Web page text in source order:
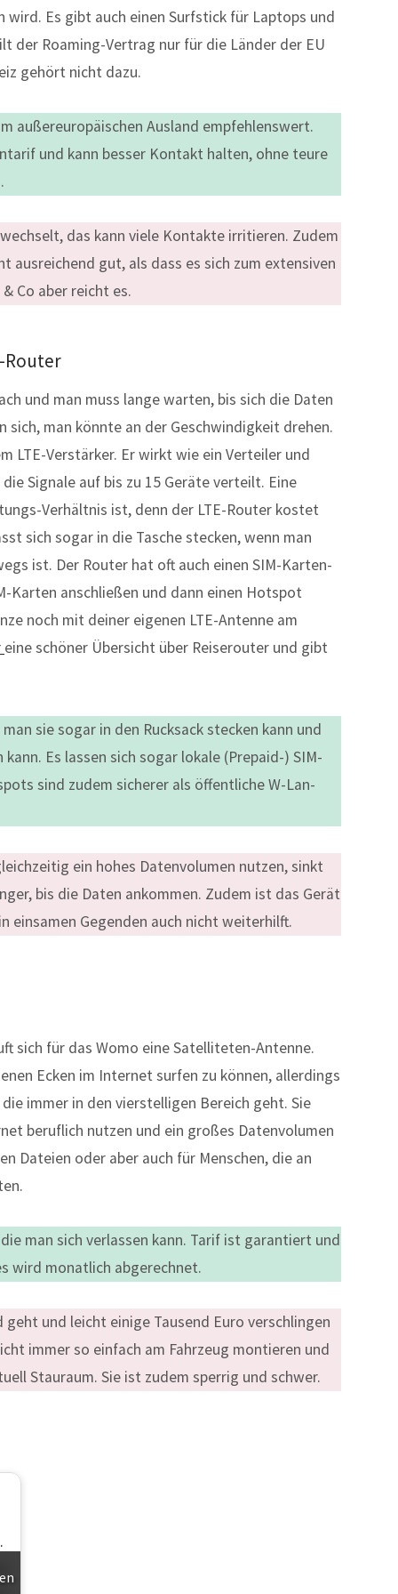
wird. Es gibt auch einen Surfstick für Laptops und
der Roaming-Vertrag nur für die Länder der EU
gehört nicht dazu.
außereuropäischen Ausland empfehlenswert.
und kann besser Kontakt halten, ohne teure
das kann viele Kontakte irritieren. Zudem
ausreichend gut, als dass es sich zum extensiven
Co aber reicht es.
Router
und man muss lange warten, bis sich die Daten
sich, man könnte an der Geschwindigkeit drehen.
LTE-Verstärker. Er wirkt wie ein Verteiler und
Signale auf bis zu 15 Geräte verteilt. Eine
Verhältnis ist, denn der LTE-Router kostet
sich sogar in die Tasche stecken, wenn man
ist. Der Router hat oft auch einen SIM-Karten-
Karten anschließen und dann einen Hotspot
noch mit deiner eigenen LTE-Antenne am
eine schöner Übersicht über Reiserouter und gibt
sie sogar in den Rucksack stecken kann und
Es lassen sich sogar lokale (Prepaid-) SIM-
sind zudem sicherer als öffentliche W-Lan-
ein hohes Datenvolumen nutzen, sinkt
bis die Daten ankommen. Zudem ist das Gerät
einsamen Gegenden auch nicht weiterhilft.
sich für das Womo eine Satelliteten-Antenne.
Ecken im Internet surfen zu können, allerdings
immer in den vierstelligen Bereich geht. Sie
beruflich nutzen und ein großes Datenvolumen
Dateien oder aber auch für Menschen, die an
man sich verlassen kann. Tarif ist garantiert und
wird monatlich abgerechnet.
und leicht einige Tausend Euro verschlingen
immer so einfach am Fahrzeug montieren und
Stauraum. Sie ist zudem sperrig und schwer.